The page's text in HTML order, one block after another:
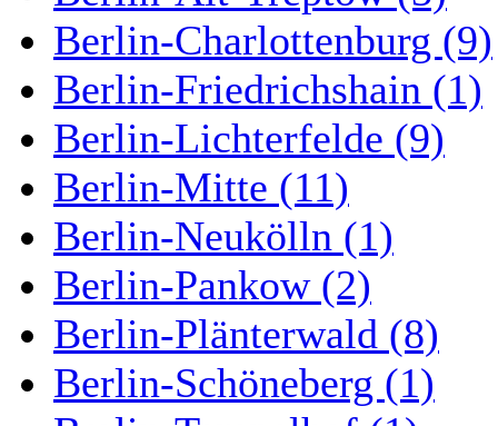
Berlin-Charlottenburg (9)
Berlin-Friedrichshain (1)
Berlin-Lichterfelde (9)
Berlin-Mitte (11)
Berlin-Neukölln (1)
Berlin-Pankow (2)
Berlin-Plänterwald (8)
Berlin-Schöneberg (1)